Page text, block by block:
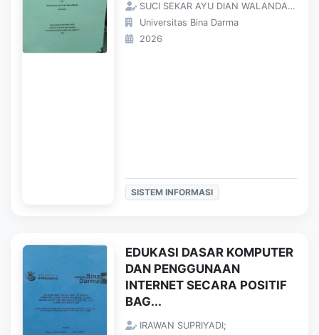
SUCI SEKAR AYU DIAN WALANDARI;
Universitas Bina Darma
2026
SISTEM INFORMASI
EDUKASI DASAR KOMPUTER
DAN PENGGUNAAN
INTERNET SECARA POSITIF
BAG...
IRAWAN SUPRIYADI;